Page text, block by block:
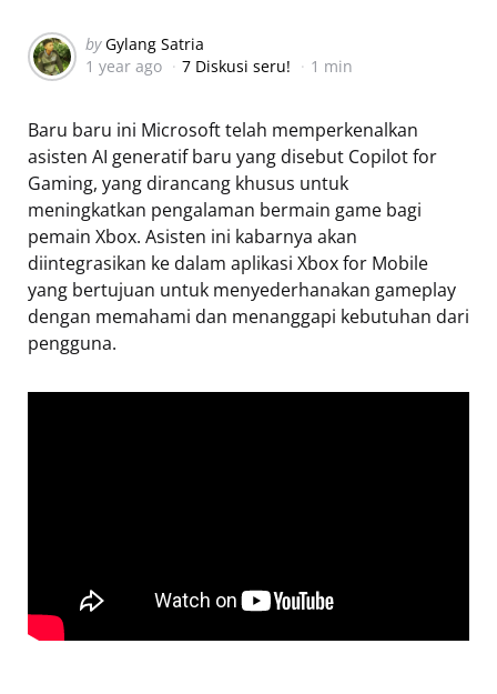
Posted
by
by Gylang Satria
1 year ago
7 Diskusi seru! 1 min
Baru baru ini Microsoft telah memperkenalkan
asisten AI generatif baru yang disebut Copilot for
Gaming, yang dirancang khusus untuk
meningkatkan pengalaman bermain game bagi
pemain Xbox. Asisten ini kabarnya akan
diintegrasikan ke dalam aplikasi Xbox for Mobile
yang bertujuan untuk menyederhanakan gameplay
dengan memahami dan menanggapi kebutuhan dari
pengguna.